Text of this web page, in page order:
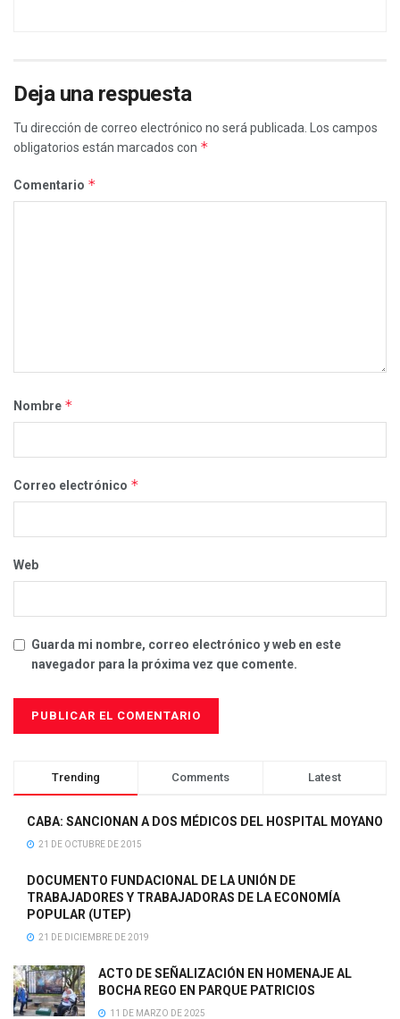
Deja una respuesta
Tu dirección de correo electrónico no será publicada.
Los campos
obligatorios están marcados con *
Comentario *
Nombre *
Correo electrónico *
Web
Guarda mi nombre, correo electrónico y web en este
navegador para la próxima vez que comente.
Trending Comments Latest
CABA: SANCIONAN A DOS MÉDICOS DEL HOSPITAL MOYANO
21 DE OCTUBRE DE 2015
DOCUMENTO FUNDACIONAL DE LA UNIÓN DE
TRABAJADORES Y TRABAJADORAS DE LA ECONOMÍA
POPULAR (UTEP)
21 DE DICIEMBRE DE 2019
ACTO DE SEÑALIZACIÓN EN HOMENAJE AL
BOCHA REGO EN PARQUE PATRICIOS
11 DE MARZO DE 2025